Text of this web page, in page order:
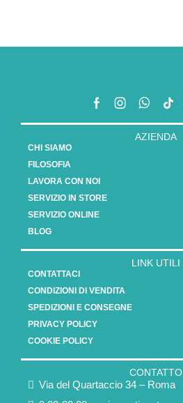
AZIENDA
CHI SIAMO
FILOSOFIA
LAVORA CON NOI
SERVIZIO IN STORE
SERVIZIO ONLINE
BLOG
LINK UTILI
CONTATTACI
CONDIZIONI DI VENDITA
SPEDIZIONI E CONSEGNE
PRIVACY POLICY
COOKIE POLICY
CONTATTO
Via del Quartaccio 34 – Roma